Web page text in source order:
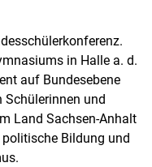
in Halle a. d.
auf Bundesebene
Schülerinnen und
Land Sachsen-Anhalt
Bildung und